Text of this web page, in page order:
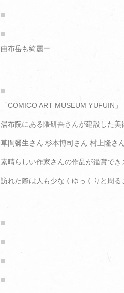
由布岳も綺麗ー
「COMICO ART MUSEUM YUFUIN」
湯布院にある隈研吾さんが建設した美
草間彌生さん 杉本博司さん 村上隆さ
素晴らしい作家さんの作品が鑑賞でき
訪れた際は人も少なくゆっくりと周る